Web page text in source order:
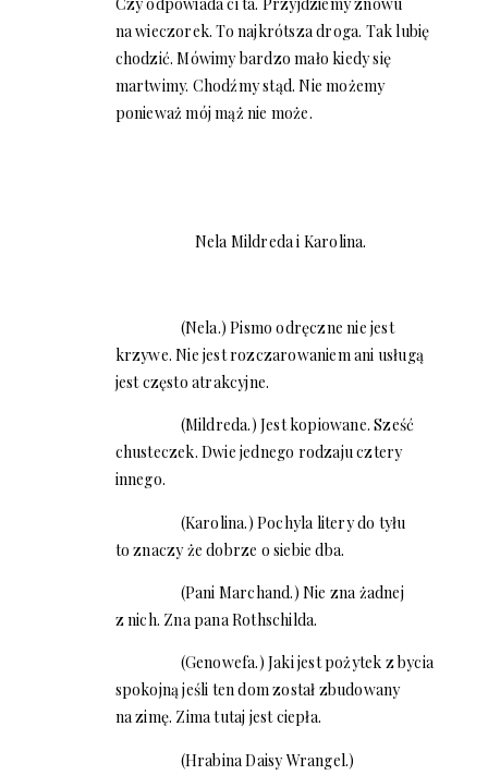
na wieczorek. To najkrótsza droga. Tak lubię
chodzić. Mówimy bardzo mało kiedy się
martwimy. Chodźmy stąd. Nie możemy
ponieważ mój mąż nie może.
Nela Mildreda i Karolina.
(Nela.) Pismo odręczne nie jest
krzywe. Nie jest rozczarowaniem ani usługą
jest często atrakcyjne.
(Mildreda.) Jest kopiowane. Sześć
chusteczek. Dwie jednego rodzaju cztery
innego.
(Karolina.) Pochyla litery do tyłu
to znaczy że dobrze o siebie dba.
(Pani Marchand.) Nie zna żadnej
z nich. Zna pana Rothschilda.
(Genowefa.) Jaki jest pożytek z bycia
spokojną jeśli ten dom został zbudowany
na zimę. Zima tutaj jest ciepła.
(Hrabina Daisy Wrangel.)